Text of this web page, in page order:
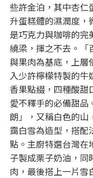
些許金泊，其中杏仁
升蛋糕體的濕潤度，
是巧克力與咖啡的完
繞梁，揮之不去。「
與果肉為基底，上層
入少許檸檬特製的牛
香果點綴，四種酸甜
愛不釋手的必備甜品
朗」，又稱白色的山
靄白雪為造型，搭配
點。主廚特選台灣在
子製成栗子奶油，同
肉，最後搭上一片雪